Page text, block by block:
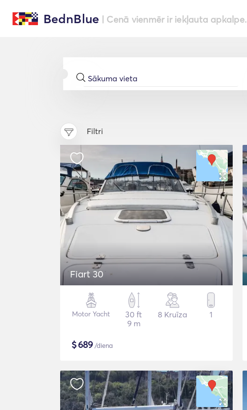
BednBlue | Cenā vienmēr ir iekļauta apkalpe.
Filtri
Fiart 30
Motor Yacht
30 ft
9 m
8 Kruīza 1
$689/diena